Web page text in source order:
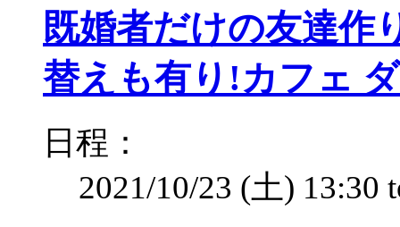
既婚者だけの友達作
替えも有り!カフェ
日程：
2021/10/23 (土) 13:30